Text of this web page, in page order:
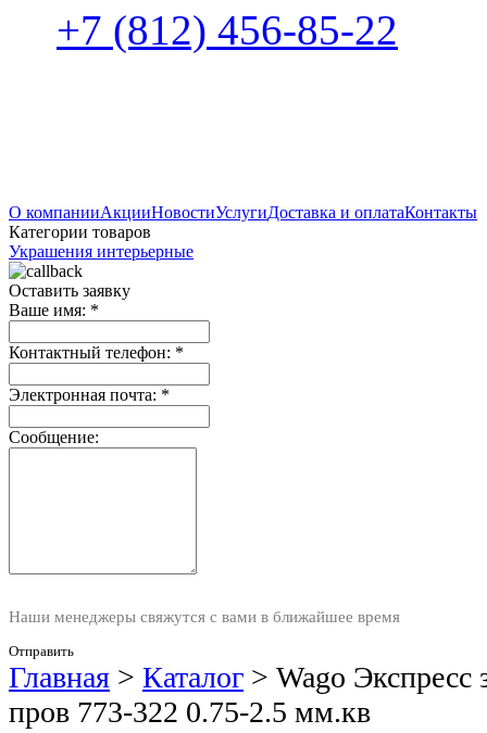
+7 (812) 456-85-22
О компанииАкцииНовостиУслугиДоставка и оплатаКонтакты
Категории товаров
Украшения интерьерные
Оставить заявку
Ваше имя: *
Контактный телефон: *
Электронная почта: *
Сообщение:
Наши менеджеры свяжутся с вами в ближайшее время
Отправить
Главная > Каталог > Wago Экспресс
пров 773-322 0.75-2.5 мм.кв